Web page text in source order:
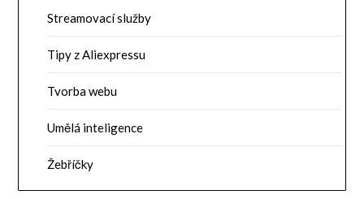
Streamovací služby
Tipy z Aliexpressu
Tvorba webu
Umělá inteligence
Žebříčky